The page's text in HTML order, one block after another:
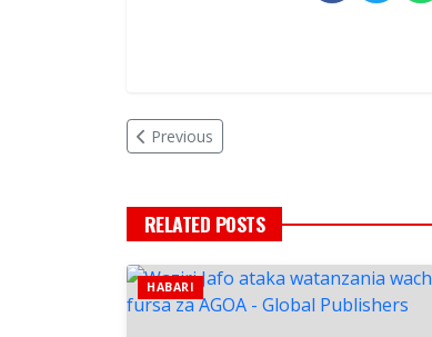
Previous
RELATED POSTS
HABARI